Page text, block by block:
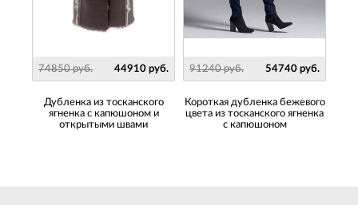
74850 руб. 44910 руб.
Дубленка из тосканского
ягненка с капюшоном и
открытыми швами
91240 руб. 54740 руб.
Короткая дубленка бежевого
цвета из тосканского ягненка
с капюшоном